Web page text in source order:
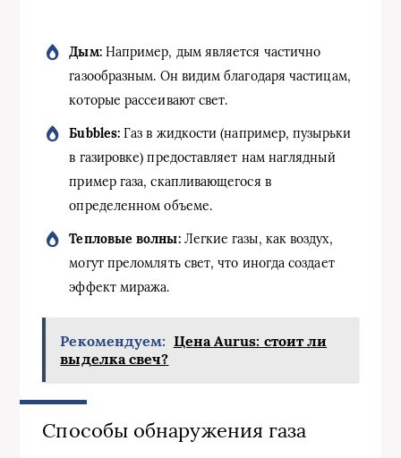
Дым:Например, дым является частично
газообразным. Он видим благодаря частицам,
которые рассеивают свет.
Бubbles: Газ в жидкости (например, пузырьки
в газировке) предоставляет нам наглядный
пример газа, скапливающегося в
определенном объеме.
Тепловые волны:Легкие газы, как воздух,
могут преломлять свет, что иногда создает
эффект миража.
Рекомендуем: Цена Aurus: стоит ли
выделка свеч?
Способы обнаружения газа